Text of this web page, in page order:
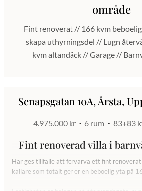
område
Fint renoverat // 166 kvm
skapa uthyrningsdel // Lugn
kvm altandäck // Garage //
Senapsgatan 10A, Årsta,
4.975.000 kr 6 rum 83+83
Fint renoverad villa i
Här ges tillfälle att förvärva ett fint renoverat
källare som totalt ger er en beboelig yta på